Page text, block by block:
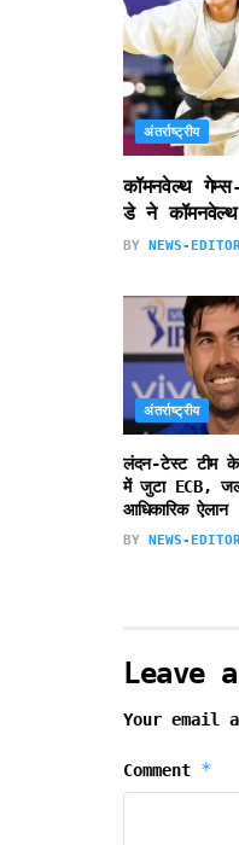
अंतर्राष्ट्रीय
कॉमनवेल्थ
डे ने कॉमनवेल्थ
BY NEWS-
अंतर्राष्ट्रीय
लंदन-टेस्ट टीम
में जुटा ECB,
आधिकारिक ऐलान
BY NEWS-
Leave
Your email
Comment *